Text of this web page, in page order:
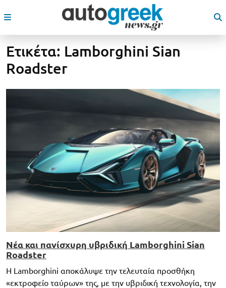
Ετικέτα: Lamborghini Sian
Roadster
Νέα και πανίσχυρη υβριδική Lamborghini Sian
Roadster
Η Lamborghini αποκάλυψε την τελευταία προσθήκη
«εκτροφείο ταύρων» της, με την υβριδική τεχνολογία, την